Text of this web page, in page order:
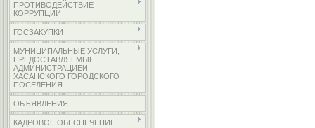
ПРОТИВОДЕЙСТВИЕ
КОРРУПЦИИ
ГОСЗАКУПКИ
МУНИЦИПАЛЬНЫЕ УСЛУГИ,
ПРЕДОСТАВЛЯЕМЫЕ
АДМИНИСТРАЦИЕЙ
ХАСАНСКОГО ГОРОДСКОГО
ПОСЕЛЕНИЯ
ОБЪЯВЛЕНИЯ
КАДРОВОЕ ОБЕСПЕЧЕНИЕ